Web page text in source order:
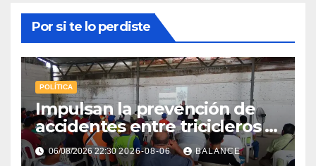
Por si te lo perdiste
POLÍTICA
Impulsan la prevención de
accidentes entre tricicleros y
mototriciclistas de Tapachula
06/08/2026 22:302026-08-06 BALANCE